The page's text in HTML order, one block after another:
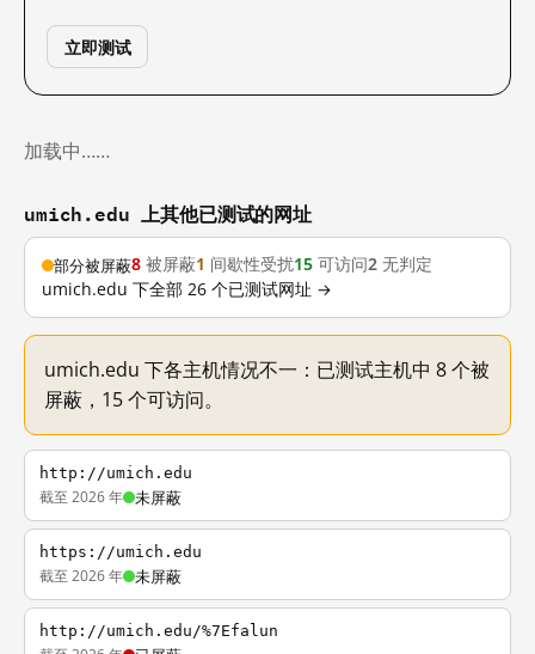
立即测试
加载中……
umich.edu 上其他已测试的网址
部分被屏蔽8 被屏蔽1 间歇性受扰15 可访问2 无判定
umich.edu 下全部 26 个已测试网址 →
umich.edu 下各主机情况不一：已测试主机中 8 个被
屏蔽，15 个可访问。
http://umich.edu
截至 2026 年 未屏蔽
https://umich.edu
截至 2026 年 未屏蔽
http://umich.edu/%7Efalun